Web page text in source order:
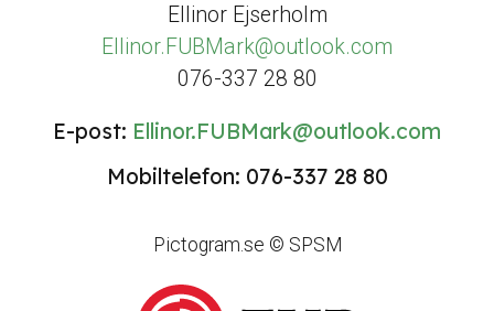
Ellinor Ejserholm
Ellinor.FUBMark@outlook.com
076-337 28 80
E-post: Ellinor.FUBMark@outlook.com
Mobiltelefon: 076-337 28 80
Pictogram.se © SPSM